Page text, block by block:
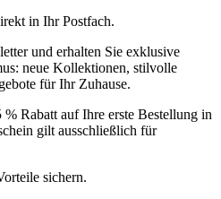
in Ihr Postfach.
und erhalten Sie exklusive
neue Kollektionen, stilvolle
für Ihr Zuhause.
Rabatt auf Ihre erste Bestellung in
gilt ausschließlich für
sichern.